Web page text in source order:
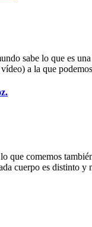
sabe lo que es
a la que
que comemos
cuerpo es